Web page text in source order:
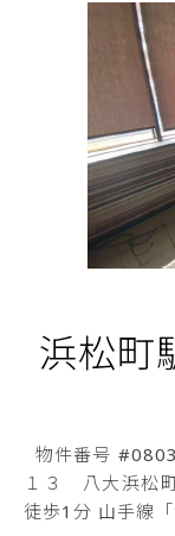
浜松
物件番号 #08036 所在地 東京都港区浜松町１ー２７ー
１３ 八大浜松
徒歩1分 山手線